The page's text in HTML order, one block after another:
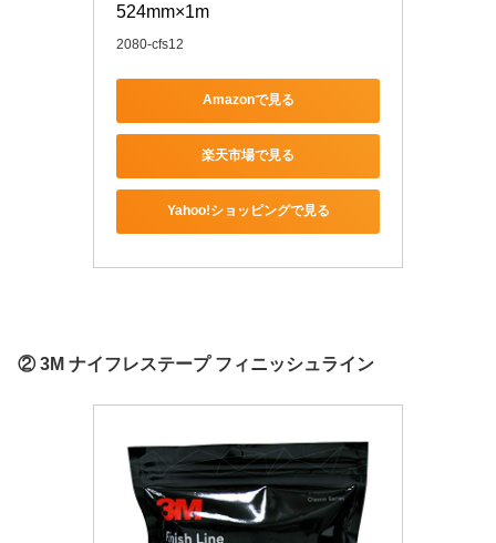
524mm×1m
2080-cfs12
Amazonで見る
楽天市場で見る
Yahoo!ショッピングで見る
② 3M ナイフレステープ フィニッシュライン